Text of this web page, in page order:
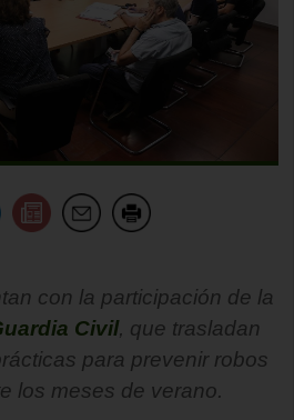
con la participación de la
Civil, que trasladan
para prevenir robos
los meses de verano.